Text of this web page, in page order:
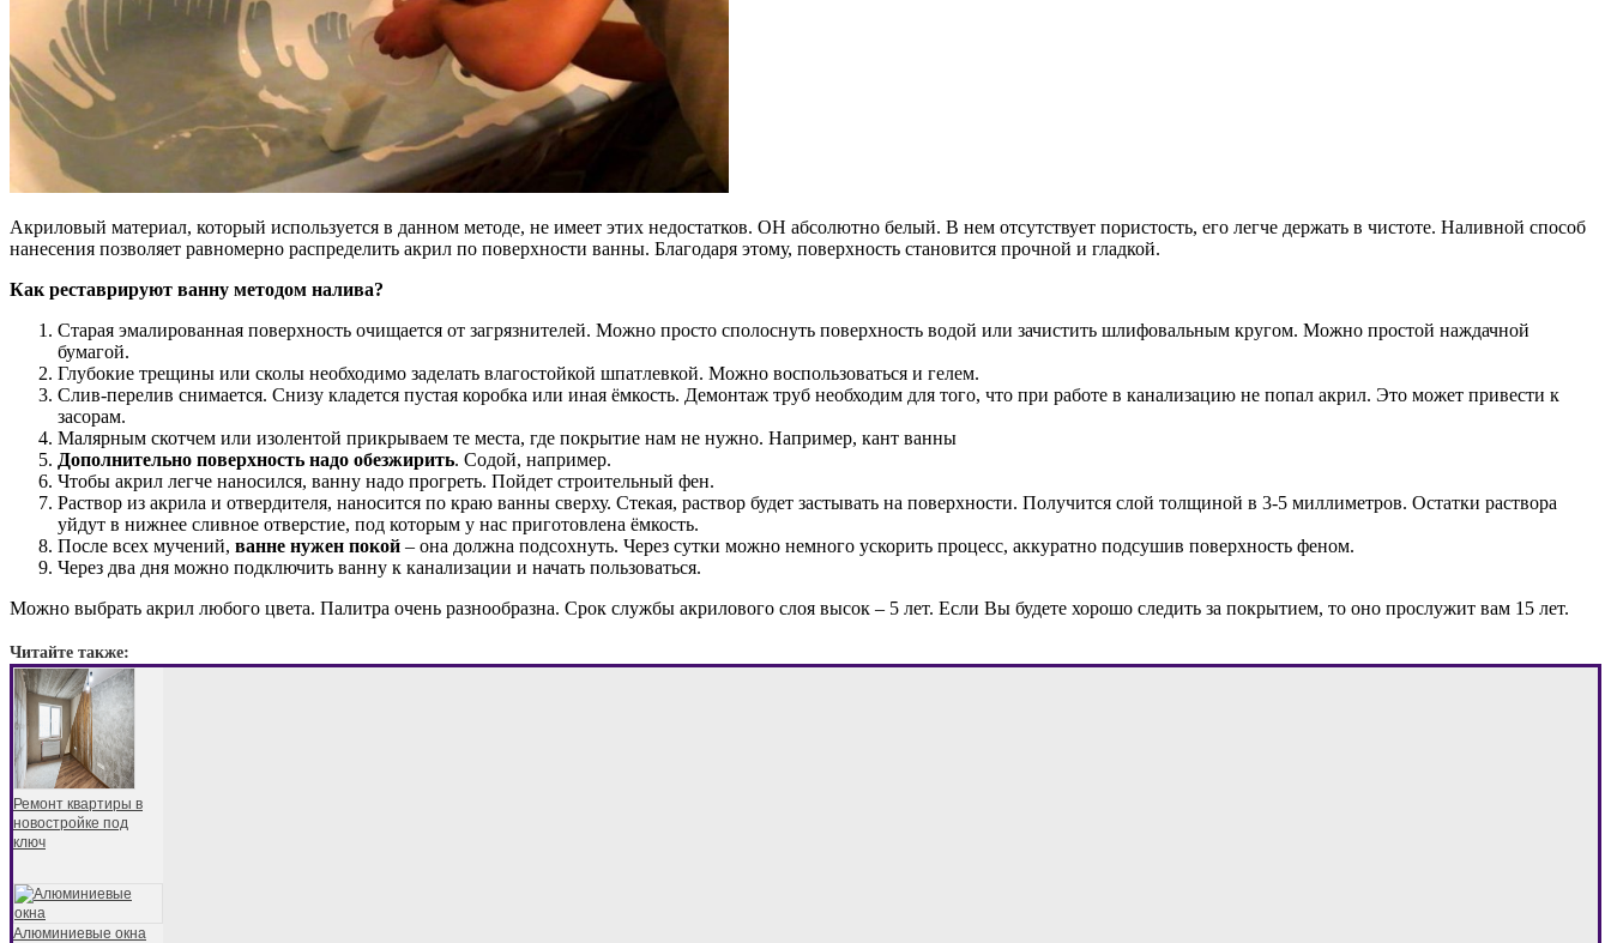
Акриловый материал, который используется в данном методе, не имеет этих недостатков. ОН абсолютно белый. В нем отсутствует пористость, его легче держать в чистоте. Наливной способ
нанесения позволяет равномерно распределить акрил по поверхности ванны. Благодаря этому, поверхность становится прочной и гладкой.
Как реставрируют ванну методом налива?
Старая эмалированная поверхность очищается от загрязнителей. Можно просто сполоснуть поверхность водой или зачистить шлифовальным кругом. Можно простой наждачной
бумагой.
Глубокие трещины или сколы необходимо заделать влагостойкой шпатлевкой. Можно воспользоваться и гелем.
Слив-перелив снимается. Снизу кладется пустая коробка или иная ёмкость. Демонтаж труб необходим для того, что при работе в канализацию не попал акрил. Это может привести к
засорам.
Малярным скотчем или изолентой прикрываем те места, где покрытие нам не нужно. Например, кант ванны
Дополнительно поверхность надо обезжирить. Содой, например.
Чтобы акрил легче наносился, ванну надо прогреть. Пойдет строительный фен.
Раствор из акрила и отвердителя, наносится по краю ванны сверху. Стекая, раствор будет застывать на поверхности. Получится слой толщиной в 3-5 миллиметров. Остатки раствора
уйдут в нижнее сливное отверстие, под которым у нас приготовлена ёмкость.
После всех мучений, ванне нужен покой – она должна подсохнуть. Через сутки можно немного ускорить процесс, аккуратно подсушив поверхность феном.
Через два дня можно подключить ванну к канализации и начать пользоваться.
Можно выбрать акрил любого цвета. Палитра очень разнообразна. Срок службы акрилового слоя высок – 5 лет. Если Вы будете хорошо следить за покрытием, то оно прослужит вам 15 лет.
Читайте также:
Ремонт квартиры в
новостройке под
ключ
Алюминиевые окна